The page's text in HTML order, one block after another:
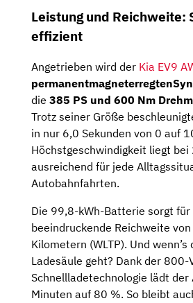
Leistung und Reichweite:
effizient
Angetrieben wird der Kia EV9
permanentmagneterregten
die 385 PS und 600 Nm
Trotz seiner Größe
in nur 6,0 Sekunden von 0 auf
Höchstgeschwindigkeit liegt
ausreichend für jede
Autobahnfahrten.
Die 99,8-kWh-Batterie sorgt für
beeindruckende Reichweite
Kilometern (WLTP). Und
Ladesäule geht? Dank der 800-
Schnellladetechnologie lädt der
Minuten auf 80 %. So bleibt